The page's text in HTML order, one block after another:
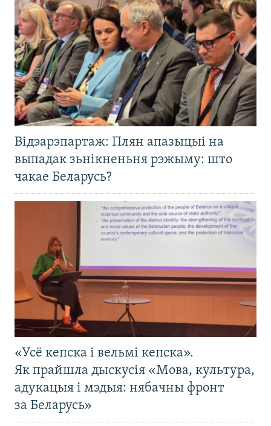
Відэарэпартаж: Плян апазыцыі на
выпадак зьнікненьня рэжыму: што
чакае Беларусь?
«Усё кепска і вельмі кепска».
Як прайшла дыскусія «Мова, культура,
адукацыя і мэдыя: нябачны фронт
за Беларусь»